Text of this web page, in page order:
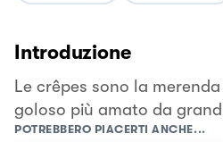
Introduzione
Le crêpes sono la
goloso più amato da
POTREBBERO PIACERTI ANCHE...